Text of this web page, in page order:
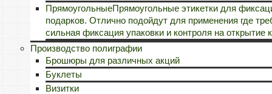
ПрямоугольныеПрямоугольные этикетки для
подарков. Отлично подойдут для применения где
сильная фиксация упаковки и контроля на открытие
Производство полиграфии
Брошюры для различных акций
Буклеты
Визитки